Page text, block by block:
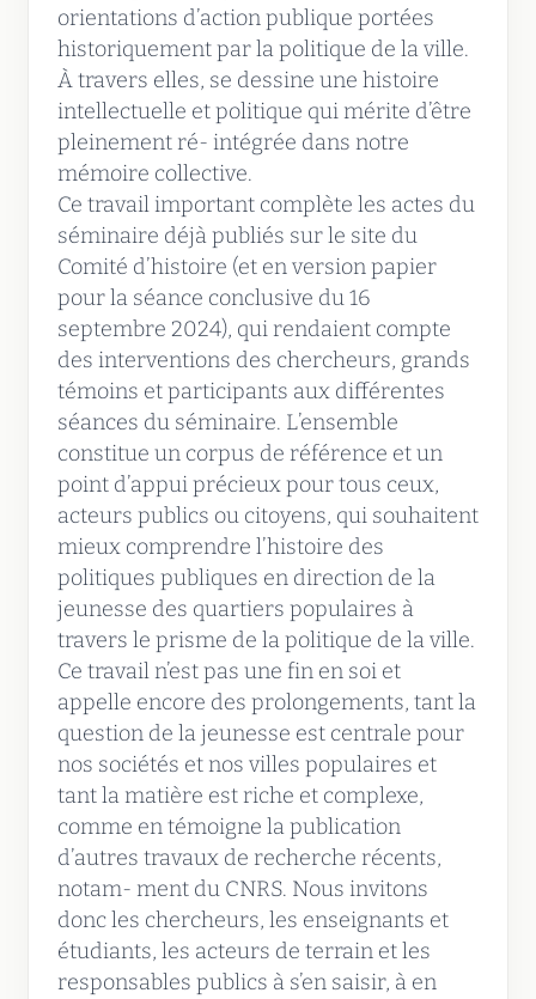
orientations d’action publique portées
historiquement par la politique de la ville.
À travers elles, se dessine une histoire
intellectuelle et politique qui mérite d’être
pleinement ré- intégrée dans notre
mémoire collective.
Ce travail important complète les actes du
séminaire déjà publiés sur le site du
Comité d’histoire (et en version papier
pour la séance conclusive du 16
septembre 2024), qui rendaient compte
des interventions des chercheurs, grands
témoins et participants aux différentes
séances du séminaire. L’ensemble
constitue un corpus de référence et un
point d’appui précieux pour tous ceux,
acteurs publics ou citoyens, qui souhaitent
mieux comprendre l’histoire des
politiques publiques en direction de la
jeunesse des quartiers populaires à
travers le prisme de la politique de la ville.
Ce travail n’est pas une fin en soi et
appelle encore des prolongements, tant la
question de la jeunesse est centrale pour
nos sociétés et nos villes populaires et
tant la matière est riche et complexe,
comme en témoigne la publication
d’autres travaux de recherche récents,
notam- ment du CNRS. Nous invitons
donc les chercheurs, les enseignants et
étudiants, les acteurs de terrain et les
responsables publics à s’en saisir, à en